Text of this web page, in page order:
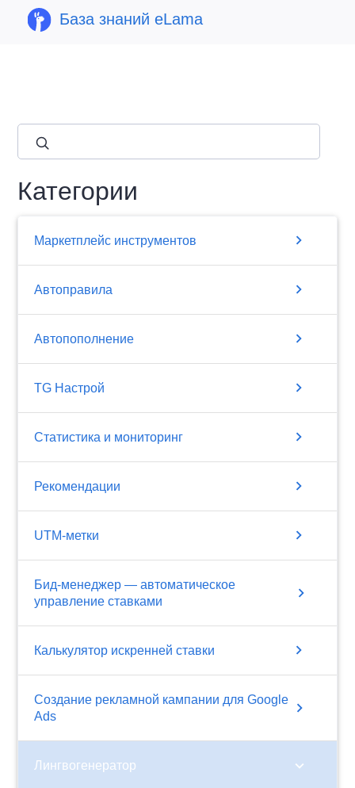
База знаний eLama
Категории
Маркетплейс инструментов chevron_right
Автоправила chevron_right
Автопополнение chevron_right
TG Настрой chevron_right
Статистика и мониторинг chevron_right
Рекомендации chevron_right
UTM-метки chevron_right
Бид-менеджер — автоматическое
управление ставками
chevron_right
Калькулятор искренней ставки chevron_right
Создание рекламной кампании для Google
Ads
chevron_right
Лингвогенератор chevron_right